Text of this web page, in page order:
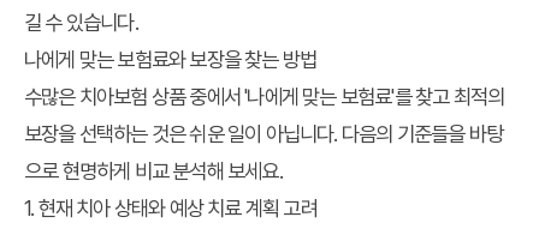
길 수 있습니다.
나에게 맞는 보험료와 보장을 찾는 방법
수많은 치아보험 상품 중에서 '나에게 맞는 보험료'를 찾고 최적의
보장을 선택하는 것은 쉬운 일이 아닙니다. 다음의 기준들을 바탕
으로 현명하게 비교 분석해 보세요.
1. 현재 치아 상태와 예상 치료 계획 고려